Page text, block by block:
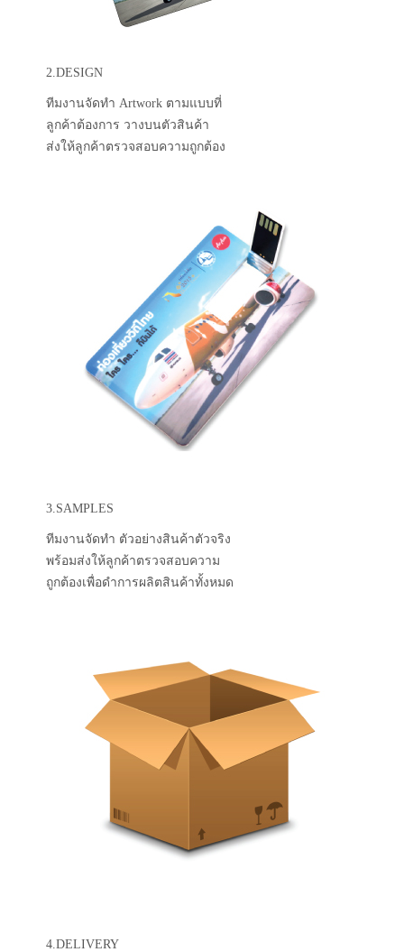
2.DESIGN
ทีมงานจัดทำ Artwork ตามแบบที่
ลูกค้าต้องการ วางบนตัวสินค้า
ส่งให้ลูกค้าตรวจสอบความถูกต้อง
3.SAMPLES
ทีมงานจัดทำ ตัวอย่างสินค้าตัวจริง
พร้อมส่งให้ลูกค้าตรวจสอบความ
ถูกต้องเพื่อดำการผลิตสินค้าทั้งหมด
4.DELIVERY